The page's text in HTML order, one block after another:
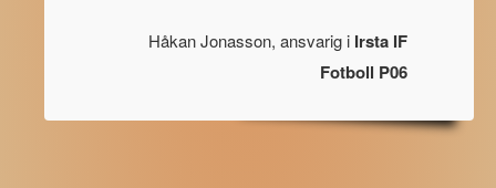
Håkan Jonasson, ansvarig i Irsta IF
Fotboll P06